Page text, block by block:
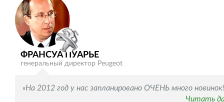
ФРАНСУА ПУАРЬЕ
генеральный директор Peugeot
«На 2012 год у нас запланировано ОЧЕНЬ много
Читать